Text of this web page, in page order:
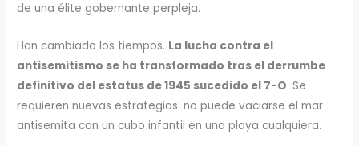
de una élite gobernante perpleja.
Han cambiado los tiempos. La lucha contra el
antisemitismo se ha transformado tras el derrumbe
definitivo del estatus de 1945 sucedido el 7-O. Se
requieren nuevas estrategias: no puede vaciarse el mar
antisemita con un cubo infantil en una playa cualquiera.